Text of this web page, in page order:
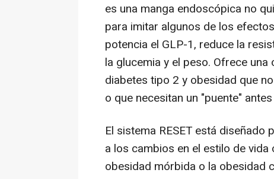
es una manga endoscópica no
para imitar algunos de los
potencia el GLP-1, reduce la
la glucemia y el peso. Ofrece
diabetes tipo 2 y obesidad que
o que necesitan un "puente"
El sistema RESET está
a los cambios en el estilo de
obesidad mórbida o la obesidad